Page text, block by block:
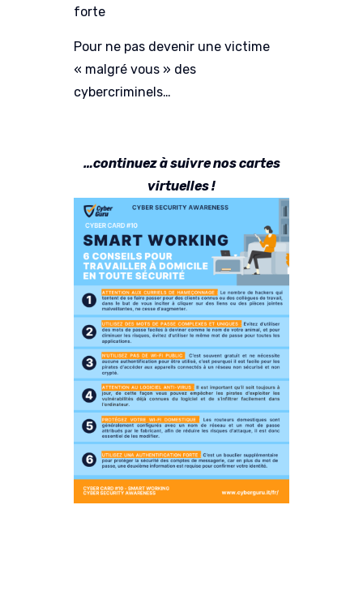
forte
Pour ne pas devenir une victime
« malgré vous » des
cybercriminels…
…continuez à suivre nos cartes
virtuelles !